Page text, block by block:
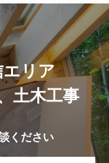
エリア
土木工事
ください